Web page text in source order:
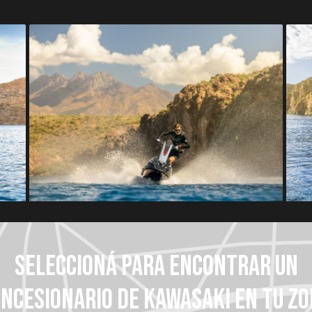
SELECCIONÁ PARA ENCONTRAR UN
DE KAWASAKI EN TU